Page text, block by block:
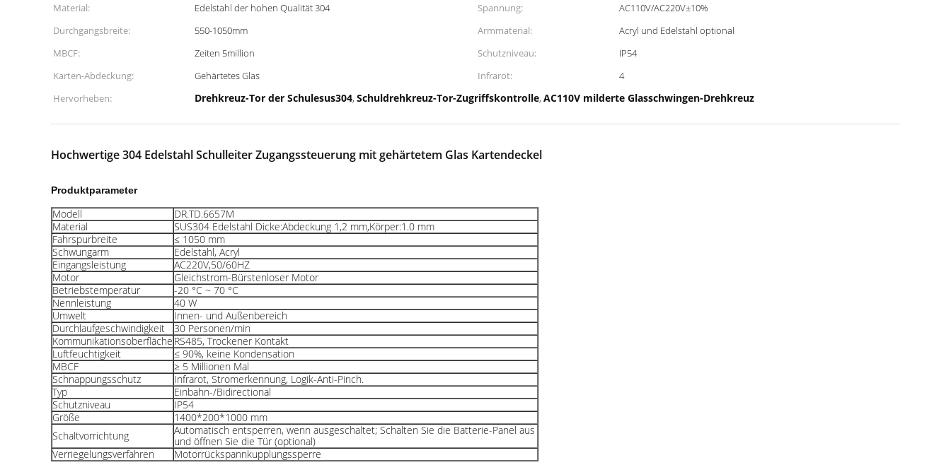
Material:
Edelstahl der hohen Qualität 304 Spannung:
AC110V/AC220V±10%
Durchgangsbreite:
550-1050mm Armmaterial:
Acryl und Edelstahl optional
MBCF:
Zeiten 5million Schutzniveau:
IP54
Karten-Abdeckung:
Gehärtetes Glas Infrarot:
4
Hervorheben:
Drehkreuz-Tor der Schulesus304, Schuldrehkreuz-Tor-Zugriffskontrolle, AC110V milderte Glasschwingen-Drehkreuz
Hochwertige 304 Edelstahl Schulleiter Zugangssteuerung mit gehärtetem Glas Kartendeckel
Produktparameter
Modell
DR.TD.6657M
Material
SUS304 Edelstahl Dicke:Abdeckung 1,2 mm,Körper:1.0 mm
Fahrspurbreite
≤ 1050 mm
Schwungarm
Edelstahl, Acryl
Eingangsleistung
AC220V,50/60HZ
Motor
Gleichstrom-Bürstenloser Motor
Betriebstemperatur
-20 °C ~ 70 °C
Nennleistung
40 W
Umwelt
Innen- und Außenbereich
Durchlaufgeschwindigkeit
30 Personen/min
Kommunikationsoberfläche RS485, Trockener Kontakt
Luftfeuchtigkeit
≤ 90%, keine Kondensation
MBCF
≥ 5 Millionen Mal
Schnappungsschutz
Infrarot, Stromerkennung, Logik-Anti-Pinch.
Typ
Einbahn-/Bidirectional
Schutzniveau
IP54
Größe
1400*200*1000 mm
Schaltvorrichtung
Automatisch entsperren, wenn ausgeschaltet; Schalten Sie die Batterie-Panel aus
und öffnen Sie die Tür (optional)
Verriegelungsverfahren
Motorrückspannkupplungssperre